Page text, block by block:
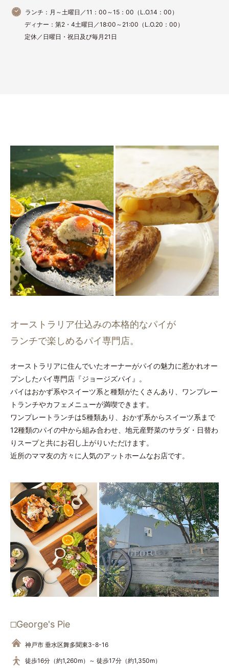
ランチ：月～土曜日／11：00～15：00（L.O.14：00）
ディナー：第2・4土曜日／18:00～21:00（L.O.20：00）
定休／日曜日・祝日及び毎月21日
オーストラリア仕込みの本格的なパイが
ランチで楽しめるパイ専門店。
オーストラリアに住んでいたオーナーがパイの魅力に惹かれオー
プンしたパイ専門店『ジョージズパイ』。
パイはおかず系やスイーツ系と種類がたくさんあり、ワンプレー
トランチやカフェメニューが満喫できます。
ワンプレートランチは5種類あり、おかず系からスイーツ系まで
12種類のパイの中から組み合わせ、地元産野菜のサラダ・日替わ
りスープと共にお召し上がりいただけます。
近所のママ友の方々に人気のアットホームなお店です。
George's Pie
神戸市 垂水区舞多聞東3-8-16
徒歩16分（約1,260m）～ 徒歩17分（約1,350m）